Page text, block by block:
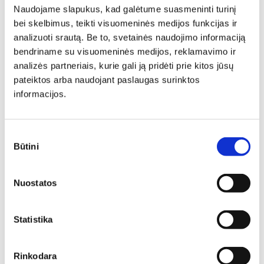
Naudojame slapukus, kad galėtume suasmeninti turinį
bei skelbimus, teikti visuomeninės medijos funkcijas ir
analizuoti srautą. Be to, svetainės naudojimo informaciją
bendriname su visuomeninės medijos, reklamavimo ir
analizės partneriais, kurie gali ją pridėti prie kitos jūsų
pateiktos arba naudojant paslaugas surinktos
informacijos.
pasirinkimas
Būtini
Nuostatos
Statistika
Rinkodara
išdėstymo idėjos: kaip
planuoti erdvę
funkcionaliai ir stilingai?
Renkantis svetainės baldus, svarbu atsižvelgti ne tik į jų